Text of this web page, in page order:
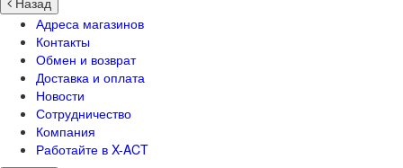
Адреса магазинов
Контакты
Обмен и возврат
Доставка и оплата
Новости
Сотрудничество
Компания
Работайте в X-ACT